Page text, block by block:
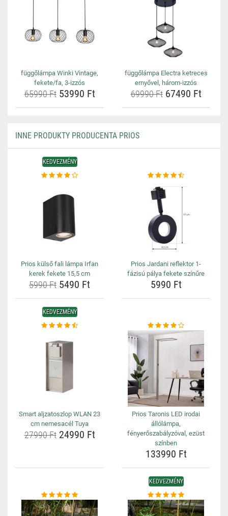
függőlámpa Winki Vintage,
fekete/fa, 3-izzós
65990 Ft53990 Ft
függőlámpa Electra ketreces
ernyővel, három-izzós
69990 Ft67490 Ft
INNE PRODUKTY PRODUCENTA PRIOS
KEDVEZMÉNY
Prios külső fali lámpa Irfan
kerek fekete 15,5 cm
5990 Ft 5490 Ft
Prios Jardani reflektor 1-
fázisú pálya fekete színűre
5990 Ft
KEDVEZMÉNY
Smart aljzatoszlop WLAN 23
cm nemesacél Tuya
27990 Ft24990 Ft
Prios Taronis LED irodai
állólámpa,
fényerőszabályzóval, ezüst
színben
133990 Ft
KEDVEZMÉNY